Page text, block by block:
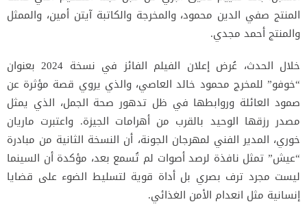
المنتج صفي الدين محمود، والمخرجة والكاتبة آيتن أمين، والممثل
والمنتج أحمد مجدي.
خلال الحدث، عُرض إعلان الفيلم الفائز في نسخة 2024 بعنوان
“خوفو” للمخرج محمود خالد العاصي، والذي يروي قصة مؤثرة عن
صمود العائلة وروابطها في ظل تدهور صحة الجمل، الذي يمثل
مصدر رزقها الوحيد بالقرب من أهرامات الجيزة. واعتبرت ماريان
خوري، المدير الفني لمهرجان الجونة، أن النسخة الثانية من مبادرة
“عيش” تمثل نافذة لرصد أصوات لم تُسمع بعد، مؤكدة أن السينما
ليست مجرد ترف بصري بل أداة قوية لتسليط الضوء على قضايا
إنسانية مثل انعدام الأمن الغذائي.